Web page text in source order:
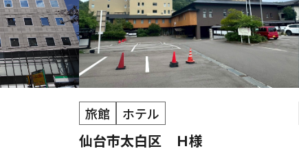
旅館 ホテル
仙台市太白区 Ｈ様